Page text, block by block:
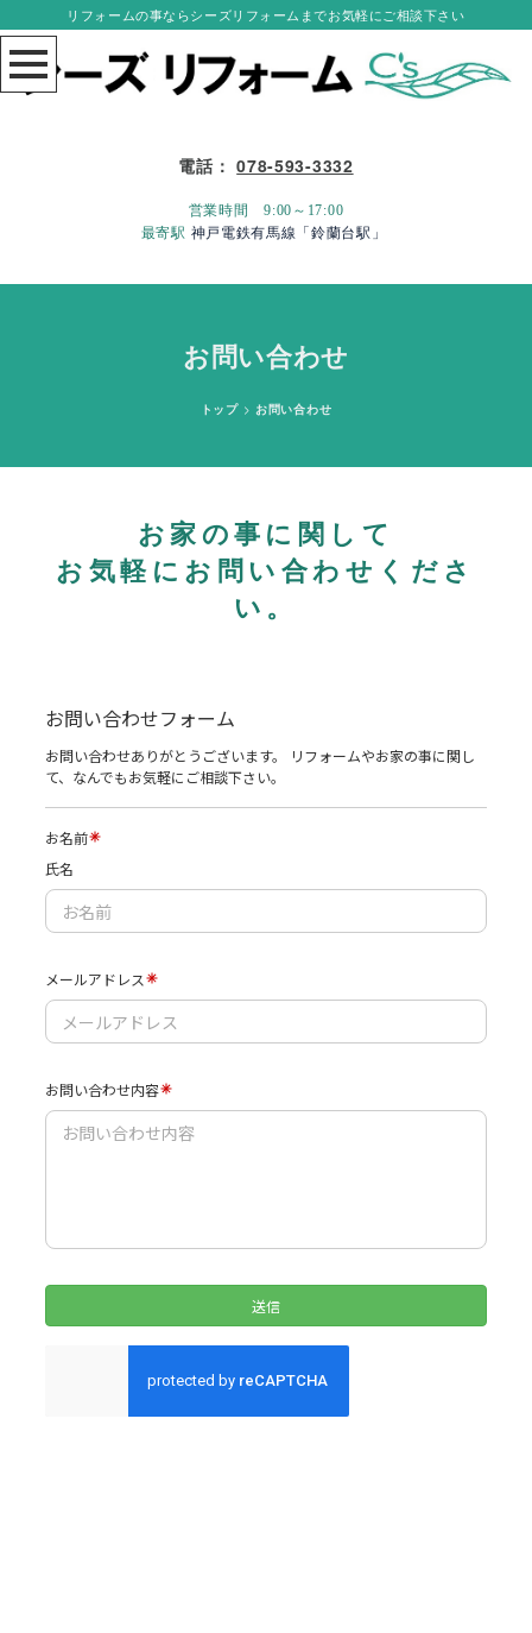
リフォームの事ならシーズリフォームまでお気軽にご相談下さい
電話： 078-593-3332
営業時間 9:00～17:00
最寄駅 神戸電鉄有馬線「鈴蘭台駅」
お問い合わせ
トップ > お問い合わせ
お家の事に関して
お気軽にお問い合わせくださ
い。